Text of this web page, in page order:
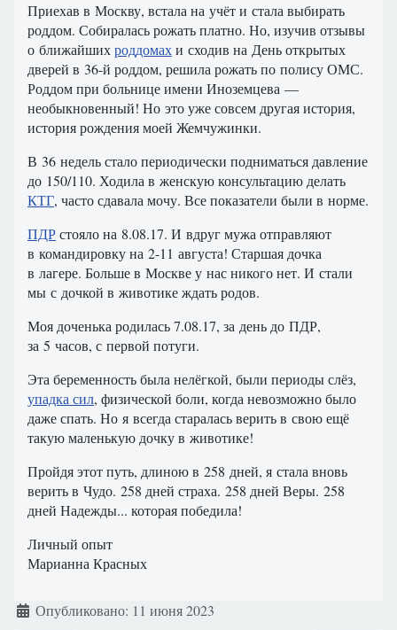
Приехав в Москву, встала на учёт и стала выбирать
роддом. Собиралась рожать платно. Но, изучив отзывы
о ближайшихроддомахи сходив на День открытых
дверей в 36-й роддом, решила рожать по полису ОМС.
Роддом при больнице имени Иноземцева —
необыкновенный! Но это уже совсем другая история,
история рождения моей Жемчужинки.
В 36 недель стало периодически подниматься давление
до 150/110. Ходила в женскую консультацию делать
КТГ, часто сдавала мочу. Все показатели были в норме.
ПДРстояло на 8.08.17. И вдруг мужа отправляют
в командировку на 2-11 августа! Старшая дочка
в лагере. Больше в Москве у нас никого нет. И стали
мы с дочкой в животике ждать родов.
Моя доченька родилась 7.08.17, за день до ПДР,
за 5 часов, с первой потуги.
Эта беременность была нелёгкой, были периоды слёз,
упадка сил, физической боли, когда невозможно было
даже спать. Но я всегда старалась верить в свою ещё
такую маленькую дочку в животике!
Пройдя этот путь, длиною в 258 дней, я стала вновь
верить в Чудо. 258 дней страха. 258 дней Веры. 258
дней Надежды... которая победила!
Личный опыт
Марианна Красных
Информация о материале
Опубликовано: 11 июня 2023